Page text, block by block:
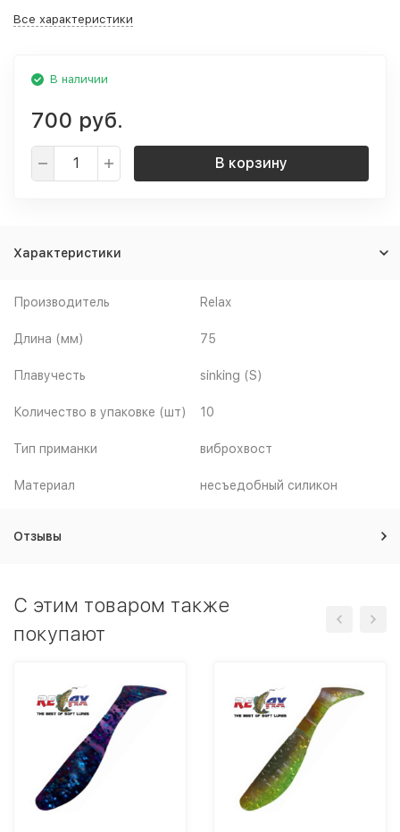
Все характеристики
В наличии
700 руб.
В корзину
Характеристики
Производитель Relax
Длина (мм) 75
Плавучесть sinking (S)
Количество в упаковке (шт) 10
Тип приманки виброхвост
Материал несъедобный силикон
Отзывы
C этим товаром также
покупают